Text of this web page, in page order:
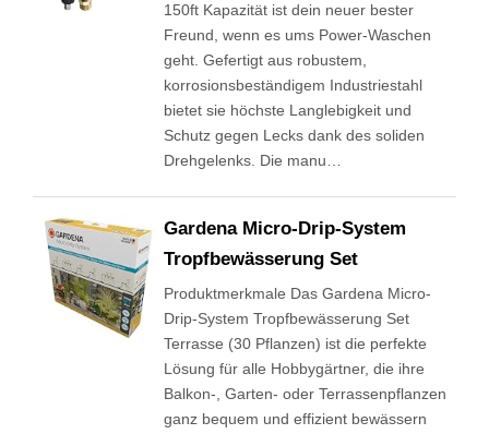
150ft Kapazität ist dein neuer bester
Freund, wenn es ums Power-Waschen
geht. Gefertigt aus robustem,
korrosionsbeständigem Industriestahl
bietet sie höchste Langlebigkeit und
Schutz gegen Lecks dank des soliden
Drehgelenks. Die manu…
Gardena Micro-Drip-System
Tropfbewässerung Set
Produktmerkmale Das Gardena Micro-
Drip-System Tropfbewässerung Set
Terrasse (30 Pflanzen) ist die perfekte
Lösung für alle Hobbygärtner, die ihre
Balkon-, Garten- oder Terrassenpflanzen
ganz bequem und effizient bewässern